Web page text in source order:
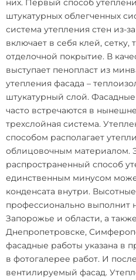
них. Первый способ
штукатурных облегченных
система утепления стен из-
включает в себя клей,
отделочной покрытие. В
выступает пенопласт из
утепления фасада –
штукатурный слой.
часто встречаются в
трехслойная система.
способом располагает
облицовочным материалом.
распространенный способ
единственным минусом
конденсата внутри.
профессионально выполнит
Запорожье и области, а
Днепропетровске,
фасадные работы указана в
в фотогалерее работ. И
вентилируемый фасад.